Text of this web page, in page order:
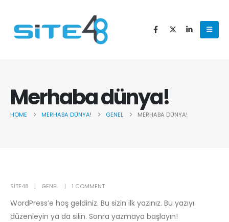
Merhaba dünya!
HOME MERHABA DÜNYA! GENEL MERHABA DÜNYA!
SITE48 GENEL 1 COMMENT
WordPress’e hoş geldiniz. Bu sizin ilk yazınız. Bu yazıyı
düzenleyin ya da silin. Sonra yazmaya başlayın!